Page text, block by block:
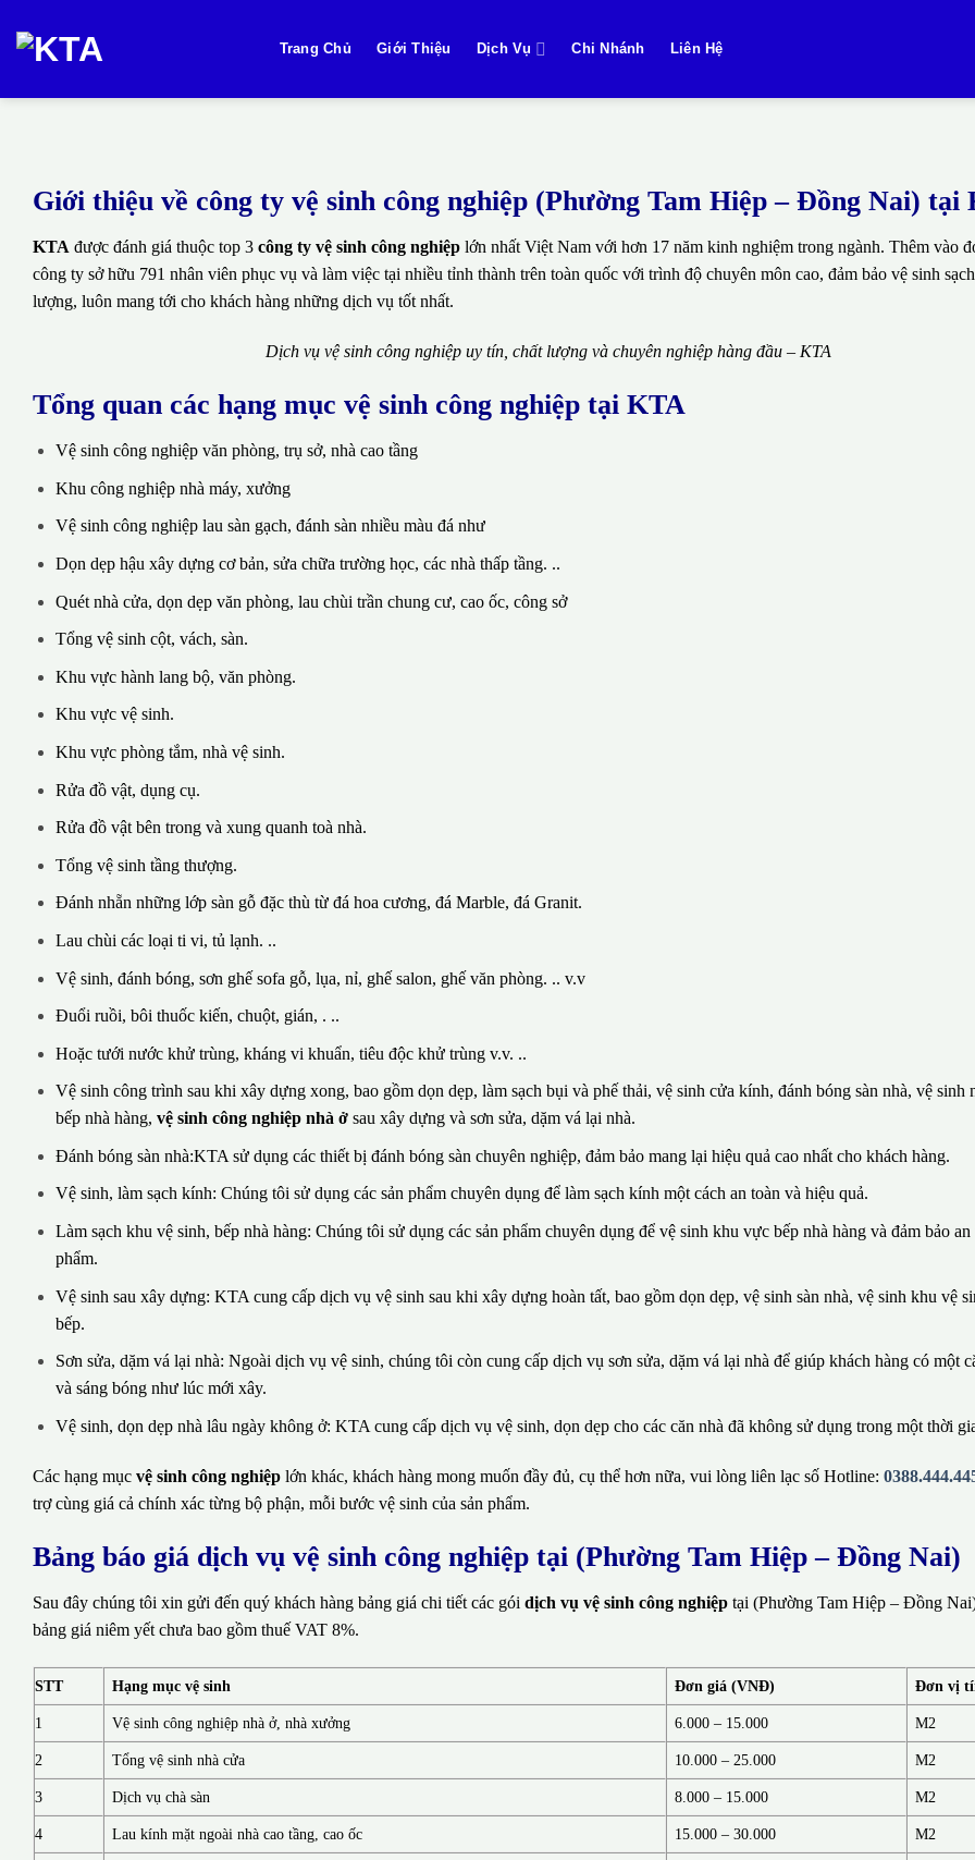
qua
dung
Trang Chủ Giới Thiệu Dịch Vụ Chi Nhánh Liên Hệ
Giới thiệu về công ty vệ sinh công nghiệp (Phường Tam Hiệp – Đồng Nai) tại
KTA được đánh giá thuộc top 3 công ty vệ sinh công nghiệp lớn nhất Việt Nam với hơn 17 năm kinh nghiệm trong ngành. Thêm vào
công ty sở hữu 791 nhân viên phục vụ và làm việc tại nhiều tỉnh thành trên toàn quốc với trình độ chuyên môn cao, đảm bảo vệ sinh
lượng, luôn mang tới cho khách hàng những dịch vụ tốt nhất.
Dịch vụ vệ sinh công nghiệp uy tín, chất lượng và chuyên nghiệp hàng đầu – KTA
Tổng quan các hạng mục vệ sinh công nghiệp tại KTA
Vệ sinh công nghiệp văn phòng, trụ sở, nhà cao tầng
Khu công nghiệp nhà máy, xưởng
Vệ sinh công nghiệp lau sàn gạch, đánh sàn nhiều màu đá như
Dọn dẹp hậu xây dựng cơ bản, sửa chữa trường học, các nhà thấp tầng. ..
Quét nhà cửa, dọn dẹp văn phòng, lau chùi trần chung cư, cao ốc, công sở
Tổng vệ sinh cột, vách, sàn.
Khu vực hành lang bộ, văn phòng.
Khu vực vệ sinh.
Khu vực phòng tắm, nhà vệ sinh.
Rửa đồ vật, dụng cụ.
Rửa đồ vật bên trong và xung quanh toà nhà.
Tổng vệ sinh tầng thượng.
Đánh nhẵn những lớp sàn gỗ đặc thù từ đá hoa cương, đá Marble, đá Granit.
Lau chùi các loại ti vi, tủ lạnh. ..
Vệ sinh, đánh bóng, sơn ghế sofa gỗ, lụa, nỉ, ghế salon, ghế văn phòng. .. v.v
Đuổi ruồi, bôi thuốc kiến, chuột, gián, . ..
Hoặc tưới nước khử trùng, kháng vi khuẩn, tiêu độc khử trùng v.v. ..
Vệ sinh công trình sau khi xây dựng xong, bao gồm dọn dẹp, làm sạch bụi và phế thải, vệ sinh cửa kính, đánh bóng sàn nhà, vệ sinh
bếp nhà hàng, vệ sinh công nghiệp nhà ởsau xây dựng và sơn sửa, dặm vá lại nhà.
Đánh bóng sàn nhà:KTA sử dụng các thiết bị đánh bóng sàn chuyên nghiệp, đảm bảo mang lại hiệu quả cao nhất cho khách hàng.
Vệ sinh, làm sạch kính: Chúng tôi sử dụng các sản phẩm chuyên dụng để làm sạch kính một cách an toàn và hiệu quả.
Làm sạch khu vệ sinh, bếp nhà hàng: Chúng tôi sử dụng các sản phẩm chuyên dụng để vệ sinh khu vực bếp nhà hàng và đảm bảo
phẩm.
Vệ sinh sau xây dựng: KTA cung cấp dịch vụ vệ sinh sau khi xây dựng hoàn tất, bao gồm dọn dẹp, vệ sinh sàn nhà, vệ sinh khu vệ
bếp.
Sơn sửa, dặm vá lại nhà: Ngoài dịch vụ vệ sinh, chúng tôi còn cung cấp dịch vụ sơn sửa, dặm vá lại nhà để giúp khách hàng có một
và sáng bóng như lúc mới xây.
Vệ sinh, dọn dẹp nhà lâu ngày không ở: KTA cung cấp dịch vụ vệ sinh, dọn dẹp cho các căn nhà đã không sử dụng trong một thời
Các hạng mục vệ sinh công nghiệp lớn khác, khách hàng mong muốn đầy đủ, cụ thể hơn nữa, vui lòng liên lạc số Hotline:
trợ cùng giá cả chính xác từng bộ phận, mỗi bước vệ sinh của sản phẩm.
Bảng báo giá dịch vụ vệ sinh công nghiệp tại (Phường Tam Hiệp – Đồng Nai)
Sau đây chúng tôi xin gửi đến quý khách hàng bảng giá chi tiết các gói dịch vụ vệ sinh công nghiệp tại (Phường Tam Hiệp – Đồng
bảng giá niêm yết chưa bao gồm thuế VAT 8%.
STT Hạng mục vệ sinh Đơn giá (VNĐ) Đơn vị
1 Vệ sinh công nghiệp nhà ở, nhà xưởng 6.000 – 15.000 M2
2 Tổng vệ sinh nhà cửa 10.000 – 25.000 M2
3 Dịch vụ chà sàn 8.000 – 15.000 M2
4 Lau kính mặt ngoài nhà cao tầng, cao ốc 15.000 – 30.000 M2